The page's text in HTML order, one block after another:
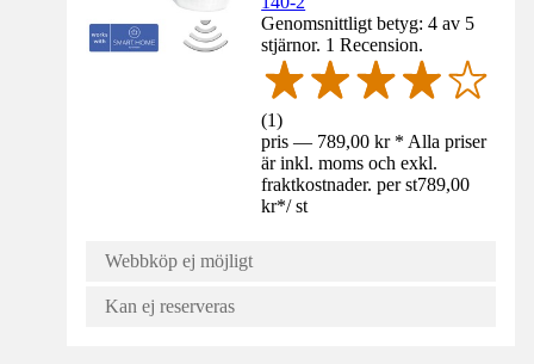
Genomsnittligt betyg: 4 av 5
stjärnor. 1 Recension.
(1)
pris — 789,00 kr * Alla priser
är inkl. moms och exkl.
fraktkostnader. per st789,00
kr*/ st
Webbköp ej möjligt
Kan ej reserveras